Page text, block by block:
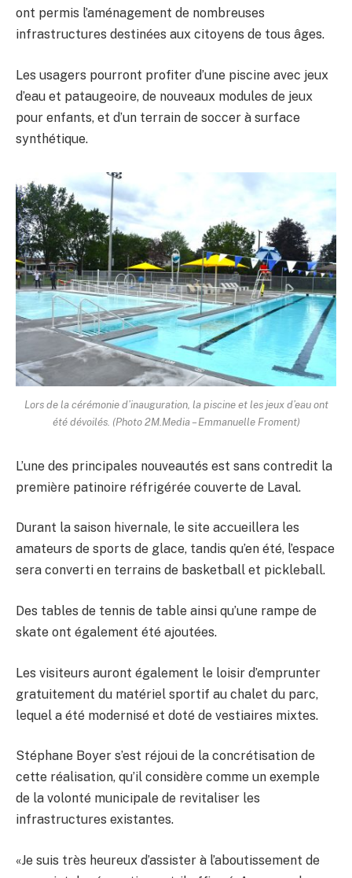
ont permis l’aménagement de nombreuses
infrastructures destinées aux citoyens de tous âges.
Les usagers pourront profiter d’une piscine avec jeux
d’eau et pataugeoire, de nouveaux modules de jeux
pour enfants, et d’un terrain de soccer à surface
synthétique.
Lors de la cérémonie d’inauguration, la piscine et les jeux d’eau ont
été dévoilés. (Photo 2M.Media – Emmanuelle Froment)
L’une des principales nouveautés est sans contredit la
première patinoire réfrigérée couverte de Laval.
Durant la saison hivernale, le site accueillera les
amateurs de sports de glace, tandis qu’en été, l’espace
sera converti en terrains de basketball et pickleball.
Des tables de tennis de table ainsi qu’une rampe de
skate ont également été ajoutées.
Les visiteurs auront également le loisir d’emprunter
gratuitement du matériel sportif au chalet du parc,
lequel a été modernisé et doté de vestiaires mixtes.
Stéphane Boyer s’est réjoui de la concrétisation de
cette réalisation, qu’il considère comme un exemple
de la volonté municipale de revitaliser les
infrastructures existantes.
«Je suis très heureux d’assister à l’aboutissement de